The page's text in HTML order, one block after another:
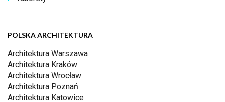
POLSKA ARCHITEKTURA
Architektura Warszawa
Architektura Kraków
Architektura Wrocław
Architektura Poznań
Architektura Katowice